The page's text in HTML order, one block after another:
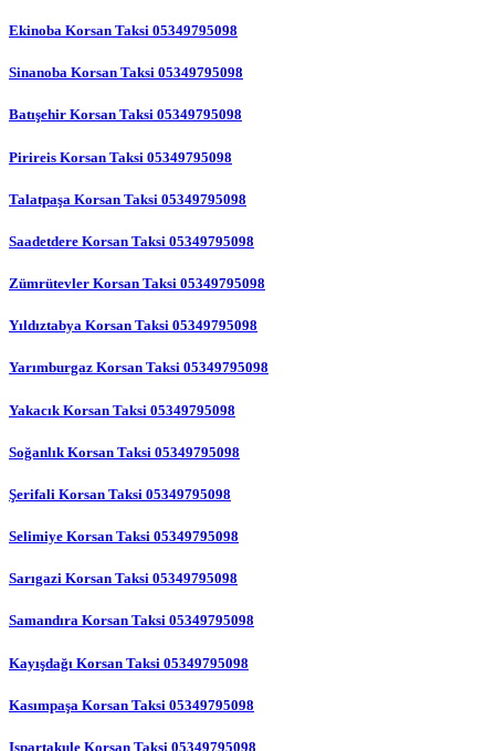
Ekinoba Korsan Taksi 05349795098
Sinanoba Korsan Taksi 05349795098
Batışehir Korsan Taksi 05349795098
Pirireis Korsan Taksi 05349795098
Talatpaşa Korsan Taksi 05349795098
Saadetdere Korsan Taksi 05349795098
Zümrütevler Korsan Taksi 05349795098
Yıldıztabya Korsan Taksi 05349795098
Yarımburgaz Korsan Taksi 05349795098
Yakacık Korsan Taksi 05349795098
Soğanlık Korsan Taksi 05349795098
Şerifali Korsan Taksi 05349795098
Selimiye Korsan Taksi 05349795098
Sarıgazi Korsan Taksi 05349795098
Samandıra Korsan Taksi 05349795098
Kayışdağı Korsan Taksi 05349795098
Kasımpaşa Korsan Taksi 05349795098
Ispartakule Korsan Taksi 05349795098